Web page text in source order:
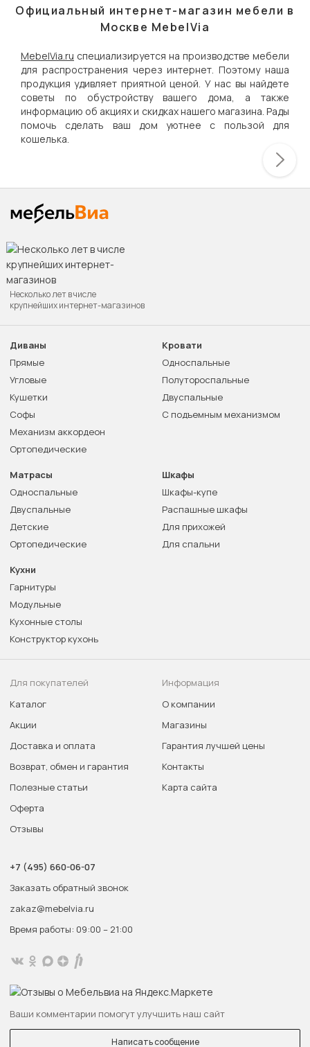
Официальный интернет-магазин мебели в
Москве MebelVia
MebelVia.ru специализируется на производстве мебели
для распространения через интернет. Поэтому наша
продукция удивляет приятной ценой. У нас вы найдете
советы по обустройству вашего дома, а также
информацию об акциях и скидках нашего магазина. Рады
помочь сделать ваш дом уютнее с пользой для
кошелька.
Несколько лет в числе
крупнейших интернет-магазинов
Диваны
Прямые
Угловые
Кушетки
Софы
Механизм аккордеон
Ортопедические
Кровати
Односпальные
Полутороспальные
Двуспальные
С подъемным механизмом
Матрасы
Односпальные
Двуспальные
Детские
Ортопедические
Шкафы
Шкафы-купе
Распашные шкафы
Для прихожей
Для спальни
Кухни
Гарнитуры
Модульные
Кухонные столы
Конструктор кухонь
Для покупателей
Каталог
Акции
Доставка и оплата
Возврат, обмен и гарантия
Полезные статьи
Оферта
Отзывы
Информация
О компании
Магазины
Гарантия лучшей цены
Контакты
Карта сайта
+7 (495) 660-06-07
Заказать обратный звонок
zakaz@mebelvia.ru
Время работы: 09:00 – 21:00
Ваши комментарии помогут улучшить наш сайт
Написать сообщение